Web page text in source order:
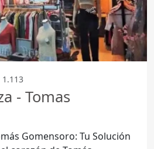
- Tomas
Gomensoro: Tu Solución